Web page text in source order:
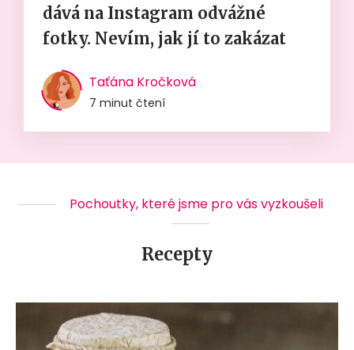
dává na Instagram odvážné
fotky. Nevím, jak jí to zakázat
Taťána Kročková
7 minut čtení
Pochoutky, které jsme pro vás vyzkoušeli
Recepty